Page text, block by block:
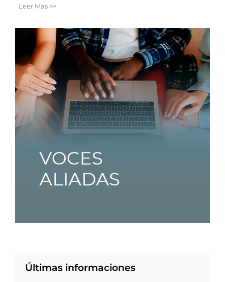
Leer Más >>
Últimas informaciones